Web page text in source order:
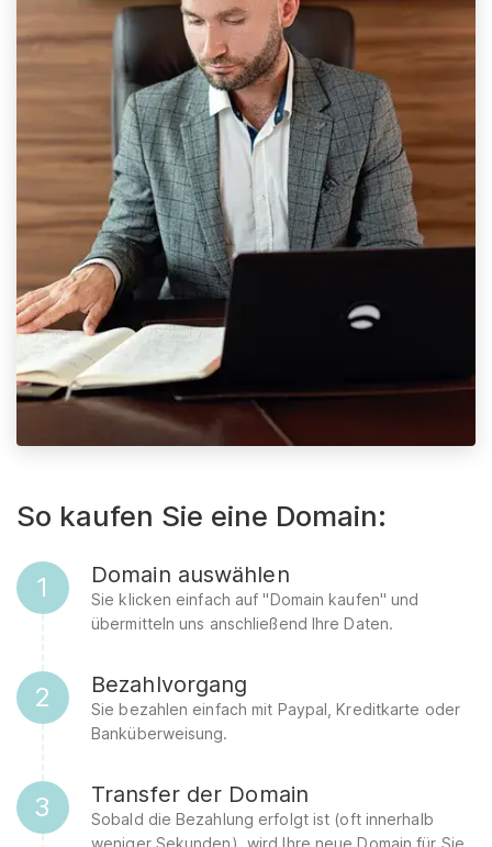
So kaufen Sie eine Domain:
1 Domain auswählen
Sie klicken einfach auf "Domain kaufen" und
übermitteln uns anschließend Ihre Daten.
2 Bezahlvorgang
Sie bezahlen einfach mit Paypal, Kreditkarte oder
Banküberweisung.
3 Transfer der Domain
Sobald die Bezahlung erfolgt ist (oft innerhalb
weniger Sekunden), wird Ihre neue Domain für Sie